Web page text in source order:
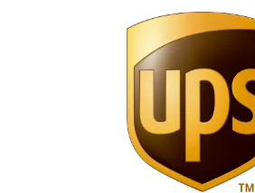
DINISSANpor plantar 400